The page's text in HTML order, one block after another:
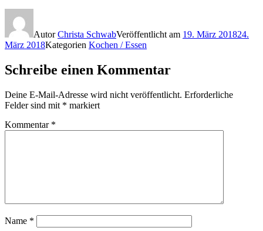
AutorChrista SchwabVeröffentlicht am 19. März 201824.
März 2018Kategorien Kochen / Essen
Schreibe einen Kommentar
Deine E-Mail-Adresse wird nicht veröffentlicht. Erforderliche
Felder sind mit * markiert
Kommentar *
Name *